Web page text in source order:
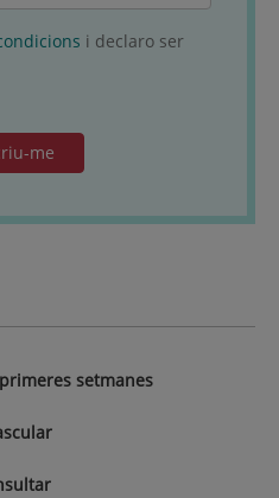
i declaro ser
me
setmanes